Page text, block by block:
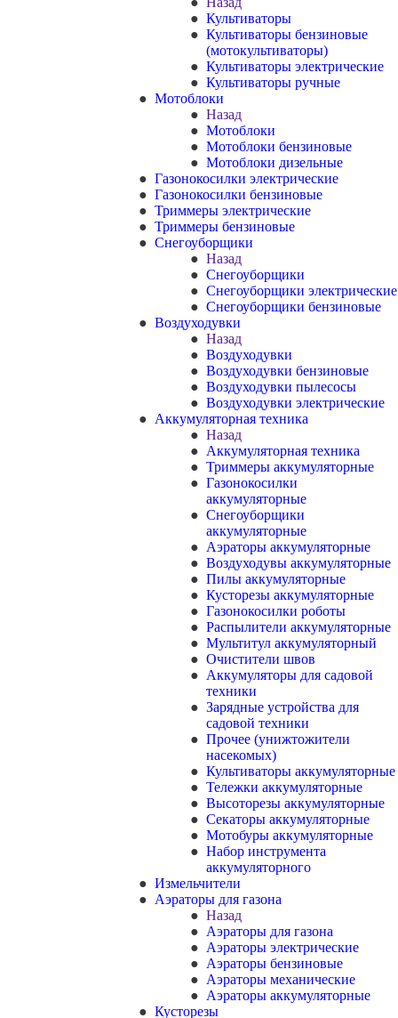
Культиваторы
Культиваторы бензиновые
(мотокультиваторы)
Культиваторы электрические
Культиваторы ручные
Мотоблоки
Назад
Мотоблоки
Мотоблоки бензиновые
Мотоблоки дизельные
Газонокосилки электрические
Газонокосилки бензиновые
Триммеры электрические
Триммеры бензиновые
Снегоуборщики
Назад
Снегоуборщики
Снегоуборщики электрические
Снегоуборщики бензиновые
Воздуходувки
Назад
Воздуходувки
Воздуходувки бензиновые
Воздуходувки пылесосы
Воздуходувки электрические
Аккумуляторная техника
Назад
Аккумуляторная техника
Триммеры аккумуляторные
Газонокосилки
аккумуляторные
Снегоуборщики
аккумуляторные
Аэраторы аккумуляторные
Воздуходувы аккумуляторные
Пилы аккумуляторные
Кусторезы аккумуляторные
Газонокосилки роботы
Распылители аккумуляторные
Мультитул аккумуляторный
Очистители швов
Аккумуляторы для садовой
техники
Зарядные устройства для
садовой техники
Прочее (унижтожители
насекомых)
Культиваторы аккумуляторные
Тележки аккумуляторные
Высоторезы аккумуляторные
Секаторы аккумуляторные
Мотобуры аккумуляторные
Набор инструмента
аккумуляторного
Измельчители
Аэраторы для газона
Назад
Аэраторы для газона
Аэраторы электрические
Аэраторы бензиновые
Аэраторы механические
Аэраторы аккумуляторные
Кусторезы